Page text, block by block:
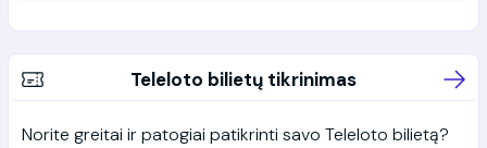
Teleloto bilietų tikrinimas
Norite greitai ir patogiai patikrinti savo Teleloto bilietą?